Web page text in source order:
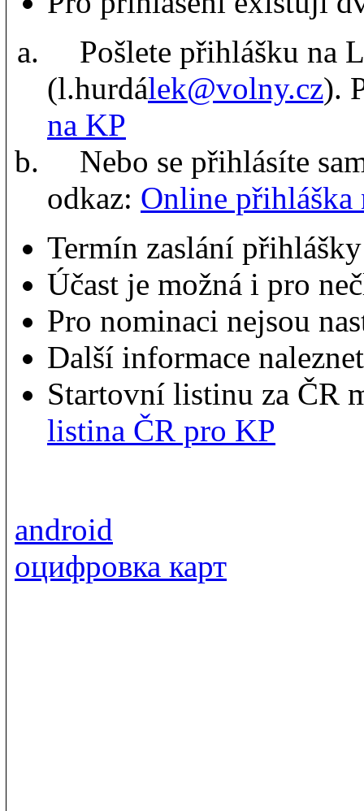
Pošlete přihlášku na
(l.hurdálek@volny.cz).
na KP
Nebo se přihlásíte
odkaz: Online přihláška
Termín zaslání
Účast je možná i pro
Pro nominaci nejsou
Další informace
Startovní listinu za ČR
listina ČR pro KP
android
оцифровка карт